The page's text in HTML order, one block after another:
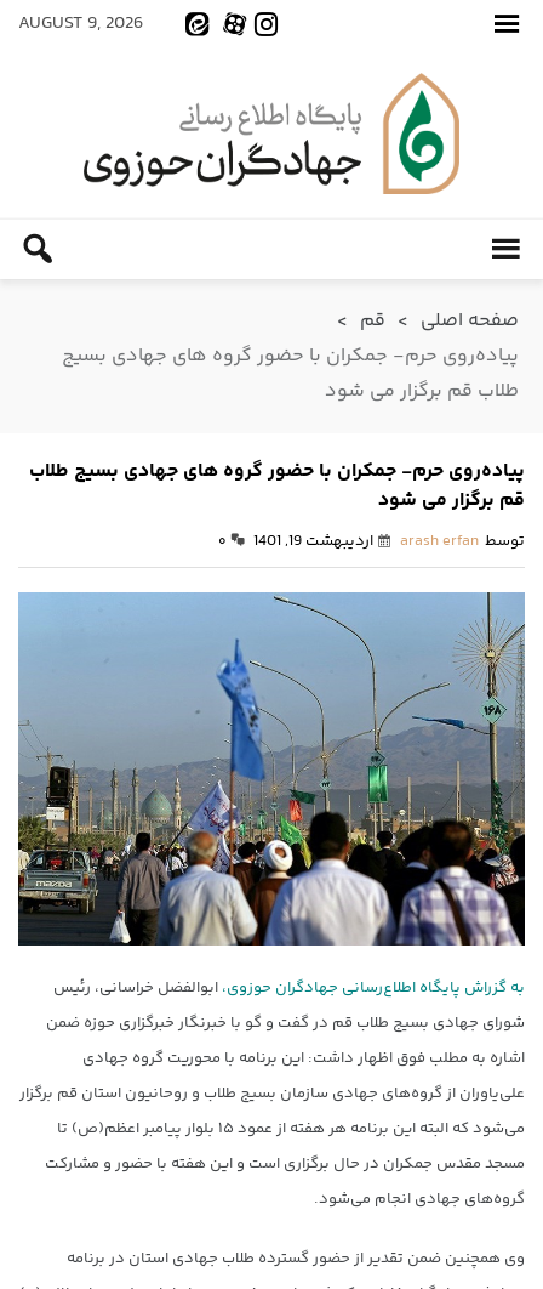
AUGUST 9, 2026
صفحه اصلی > قم >
پیاده‌روی حرم- جمکران با حضور گروه های جهادی بسیج
طلاب قم برگزار می شود
پیاده‌روی حرم- جمکران با حضور گروه های جهادی بسیج طلاب
قم برگزار می شود
توسط arash erfan اردیبهشت 19, 1401 ۰
به گزراش پایگاه اطلاع‌رسانی جهادگران حوزوی، ابوالفضل خراسانی، رئیس
شورای جهادی بسیج طلاب قم در گفت و گو با خبرنگار خبرگزاری حوزه ضمن
اشاره به مطلب فوق اظهار داشت: این برنامه با محوریت گروه جهادی
علی‌یاوران از گروه‌های جهادی سازمان بسیج طلاب و روحانیون استان قم برگزار
می‌شود که البته این برنامه هر هفته از عمود ۱۵ بلوار پیامبر اعظم(ص) تا
مسجد مقدس جمکران در حال برگزاری است و این هفته با حضور و مشارکت
گروه‌های جهادی انجام می‌شود.
وی همچنین ضمن تقدیر از حضور گسترده طلاب جهادی استان در برنامه